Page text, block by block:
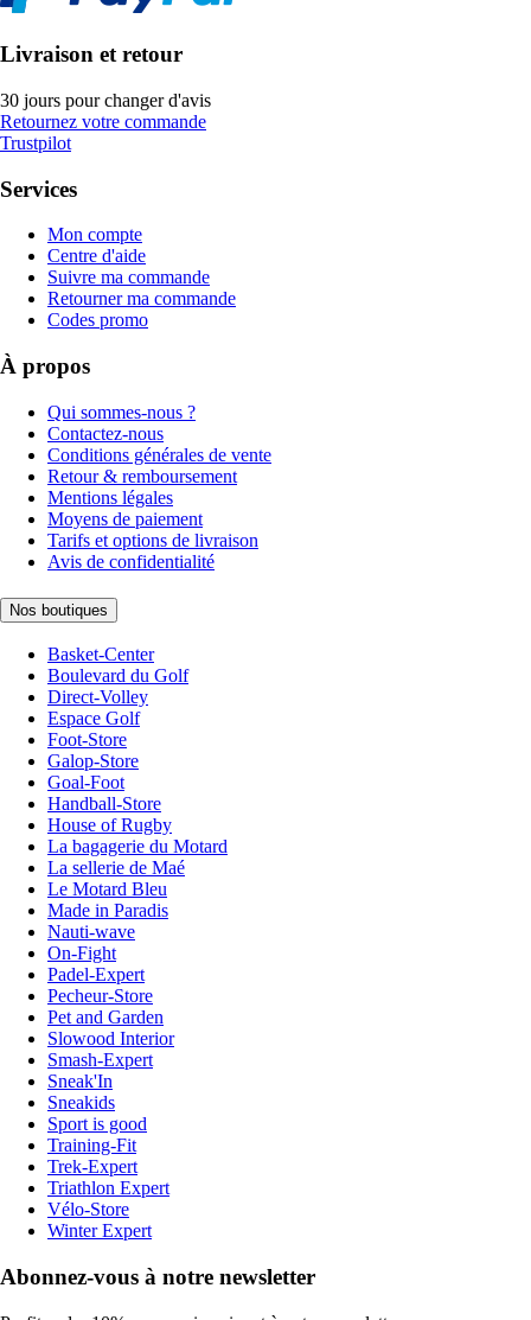
Livraison et retour
30 jours pour changer d'avis
Retournez votre commande
Trustpilot
Services
Mon compte
Centre d'aide
Suivre ma commande
Retourner ma commande
Codes promo
À propos
Qui sommes-nous ?
Contactez-nous
Conditions générales de vente
Retour & remboursement
Mentions légales
Moyens de paiement
Tarifs et options de livraison
Avis de confidentialité
Nos boutiques
Basket-Center
Boulevard du Golf
Direct-Volley
Espace Golf
Foot-Store
Galop-Store
Goal-Foot
Handball-Store
House of Rugby
La bagagerie du Motard
La sellerie de Maé
Le Motard Bleu
Made in Paradis
Nauti-wave
On-Fight
Padel-Expert
Pecheur-Store
Pet and Garden
Slowood Interior
Smash-Expert
Sneak'In
Sneakids
Sport is good
Training-Fit
Trek-Expert
Triathlon Expert
Vélo-Store
Winter Expert
Abonnez-vous à notre newsletter